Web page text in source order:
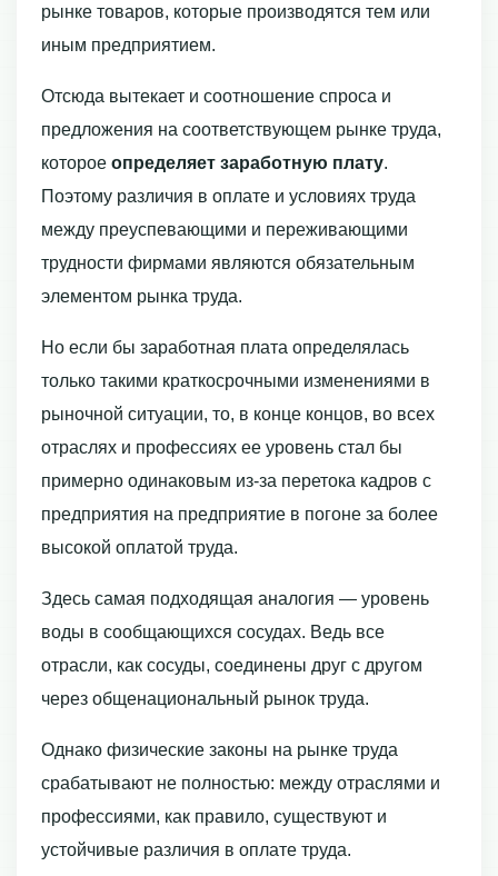
рынке товаров, которые произ­водятся тем или
иным предприятием.
Отсюда вытекает и соотношение спроса и
предложения на соответствующем рынке труда,
которое определяет заработную плату.
Поэтому различия в оплате и условиях труда
между преуспевающими и пережи­вающими
трудности фирмами являются обязательным
элементом рынка труда.
Но если бы заработная плата определялась
только такими краткосрочными изменениями в
рыночной ситуации, то, в конце концов, во всех
отраслях и профес­сиях ее уровень стал бы
примерно одинаковым из-за перетока кадров с
предприятия на предприятие в погоне за более
высокой оплатой труда.
Здесь самая подходящая аналогия — уровень
воды в сообщающихся сосудах. Ведь все
отрасли, как сосуды, соединены друг с другом
через общенациональный рынок труда.
Однако физические законы на рынке труда
срабатывают не полностью: между отраслями и
профессиями, как правило, существуют и
устойчивые различия в оп­лате труда.